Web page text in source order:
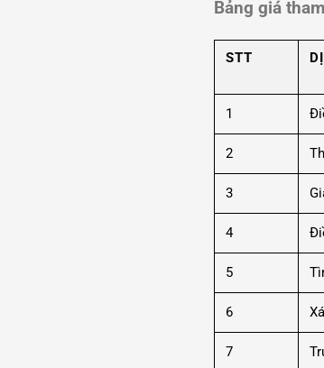
Bảng giá
STT
1
2
3
4
5
6
7